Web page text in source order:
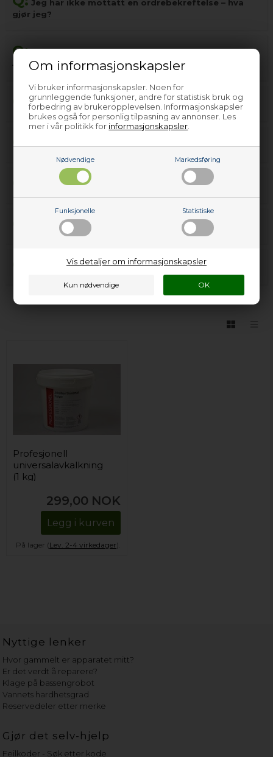
Om informasjonskapsler
Vi bruker informasjonskapsler. Noen for
grunnleggende funksjoner, andre for statistisk bruk og
forbedring av brukeropplevelsen. Informasjonskapsler
brukes også for personlig tilpasning av annonser. Les
mer i vår politikk for informasjonskapsler
Nødvendige Markedsføring
Funksjonelle Statistiske
Vis detaljer om informasjonskapsler
Jeg har ikke mottatt en ordrebekreftelse – hva
gjør jeg?
Q: Jeg har glemt å hente pakken min på Post i butikk
– hva skjer?
Q:Når får jeg fakturaen min?
Q:Hvor kan jeg spore pakken min?
Q: Hvordan returnerer jeg en vare?
Q: Når trekker dere pengene fra kontoen min?
Q: Kan jeg annullere ordren min?
Profesjonell
universalavkalkning
(1 kg)
299,00 NOK
Legg i kurven
På lager (Lev. 2-4 virkedager).
Nyttige lenker
Hvor gammelt er apparatet mitt?
Er det verdt å reparere?
Klage på bassengrobot
Vannets hardhetsgrad
Reservedeler etter merke
Gjør det selv-hjelp
Feilkoder - Søk etter kode